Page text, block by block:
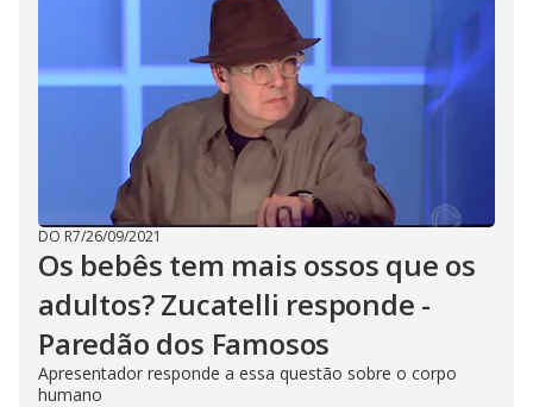
DO R7/26/09/2021
Os bebês tem mais ossos que os
adultos? Zucatelli responde -
Paredão dos Famosos
Apresentador responde a essa questão sobre o corpo
humano